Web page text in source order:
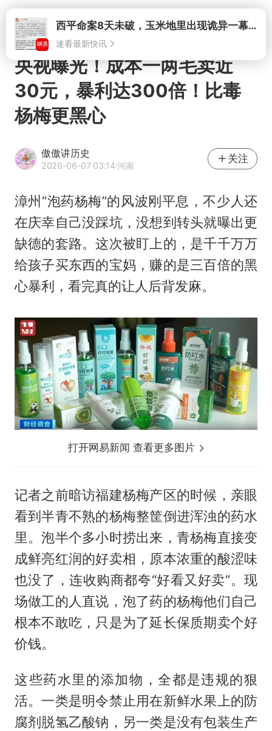
打开
央视曝光！成本一两毛卖近
30元，暴利达300倍！比毒
杨梅更黑心
傲傲讲历史
2026-06-07 03:14·河南
关注
漳州“泡药杨梅”的风波刚平息，不少人还
在庆幸自己没踩坑，没想到转头就曝出更
缺德的套路。这次被盯上的，是千千万万
给孩子买东西的宝妈，赚的是三百倍的黑
心暴利，看完真的让人后背发麻。
打开网易新闻 查看更多图片
记者之前暗访福建杨梅产区的时候，亲眼
看到半青不熟的杨梅整筐倒进浑浊的药水
里。泡半个多小时捞出来，青杨梅直接变
成鲜亮红润的好卖相，原本浓重的酸涩味
也没了，连收购商都夸“好看又好卖”。现
场做工的人直说，泡了药的杨梅他们自己
根本不敢吃，只是为了延长保质期卖个好
价钱。
这些药水里的添加物，全都是违规的狠
活。一类是明令禁止用在新鲜水果上的防
腐剂脱氢乙酸钠，另一类是没有包装生产